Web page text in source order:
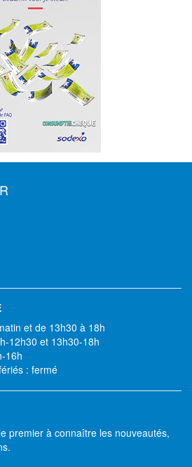
et de 13h30 à 18h
12h30 et 13h30-18h
16h
: fermé
premier à connaître les nouveautés,